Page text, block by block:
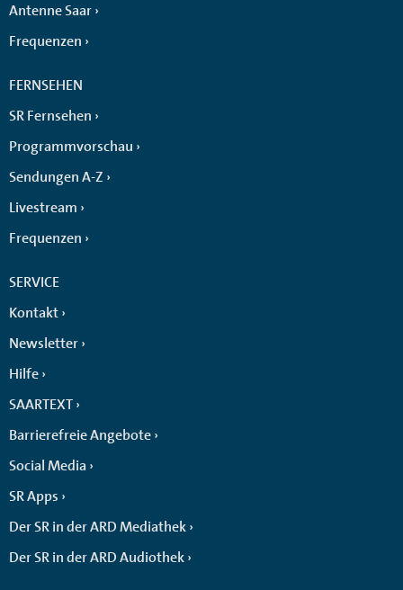
Antenne Saar
Frequenzen
FERNSEHEN
SR Fernsehen
Programmvorschau
Sendungen A-Z
Livestream
Frequenzen
SERVICE
Kontakt
Newsletter
Hilfe
SAARTEXT
Barrierefreie Angebote
Social Media
SR Apps
Der SR in der ARD Mediathek
Der SR in der ARD Audiothek